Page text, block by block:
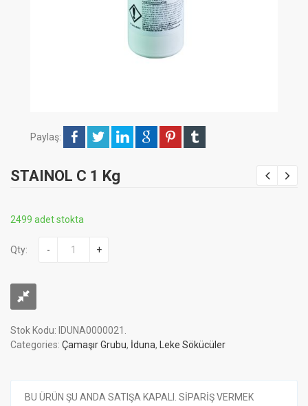
Paylaş:
STAINOL C 1 Kg
2499 adet stokta
Qty: - +
Stok Kodu: IDUNA0000021
Categories: Çamaşır Grubu, İduna, Leke Sökücüler
BU ÜRÜN ŞU ANDA SATIŞA KAPALI. SİPARİŞ VERMEK